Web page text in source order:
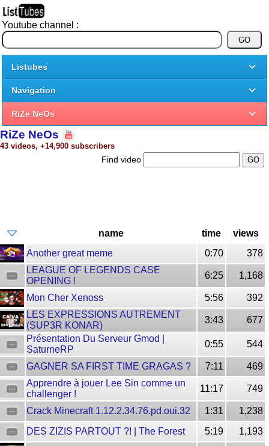
Youtube channel :
Listubes
Navigation
RiZe NeOs
RiZe NeOs
43 videos, +14,900 subscribers
Find video
name time
views
Another great meme
0:70
378
LEAGUE OF LEGENDS CASE
OPENING !
6:25 1,168
Mon Cher Xenoss 5:56
392
LES EXPRESSIONS AUTREMENT
(SUP3R KONAR)
3:43
677
Présentation Du Serveur Gmod |
SaturneRP
0:55 544
GAGNER SA FIRST TIME GRAGAS ? 7:11
469
Apprendre à jouer Lee Sin comme un
challenger !
11:17 749
Crack Minecraft 1.12.2.34.76.pd.oui.32 1:31
1,238
DES ZIZIS PARTOUT ?! | The Forest
5:19
1,193